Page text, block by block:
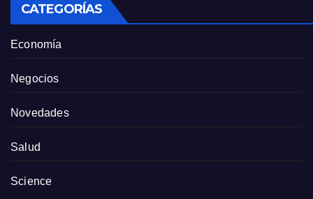
CATEGORÍAS
Economía
Negocios
Novedades
Salud
Science